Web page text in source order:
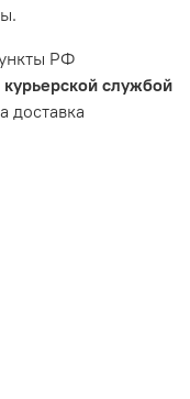
РФ
курьерской службой
доставка